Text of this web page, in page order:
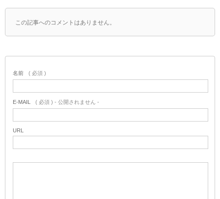
この記事へのコメントはありません。
名前 ( 必須 )
E-MAIL ( 必須 ) - 公開されません -
URL